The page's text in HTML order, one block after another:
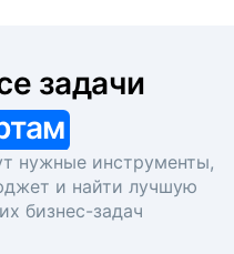
нужные инструменты,
и найти лучшую
бизнес-задач